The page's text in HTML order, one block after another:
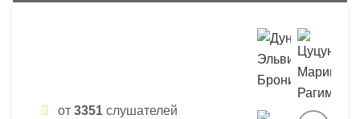
от 3351 слушателей